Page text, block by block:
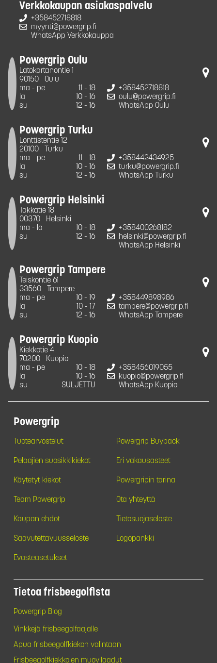
Verkkokaupan asiakaspalvelu
+358452718818
myynti@powergrip.fi
WhatsApp Verkkokauppa
Powergrip Oulu
Latokartanontie 1
90150
Oulu
ma - pe
11 - 18
la
10 - 16
su
12 - 16
+358452718818
oulu@powergrip.fi
WhatsApp Oulu
Powergrip Turku
Lonttistentie 12
20100
Turku
ma - pe
11 - 18
la
10 - 16
su
12 - 16
+358442434925
turku@powergrip.fi
WhatsApp Turku
Powergrip Helsinki
Takkatie 18
00370
Helsinki
ma - la
10 - 18
su
12 - 16
+358400268182
helsinki@powergrip.fi
WhatsApp Helsinki
Powergrip Tampere
Teiskontie 61
33560
Tampere
ma - pe
10 - 19
la
10 - 17
su
12 - 16
+358449898986
tampere@powergrip.fi
WhatsApp Tampere
Powergrip Kuopio
Kiekkotie 4
70200
Kuopio
ma - pe
10 - 18
la
10 - 16
su
SULJETTU
+358456019055
kuopio@powergrip.fi
WhatsApp Kuopio
Powergrip
Tuotearvostelut Powergrip Buyback
Pelaajien suosikkikiekot Eri vakausasteet
Käytetyt kiekot Powergripin tarina
Team Powergrip Ota yhteyttä
Kaupan ehdot Tietosuojaseloste
Saavutettavuusseloste Logopankki
Evästeasetukset
Tietoa frisbeegolfista
Powergrip Blog
Vinkkejä frisbeegolfaajalle
Apua frisbeegolfkiekon valintaan
Frisbeegolfkiekkojen muovilaadut